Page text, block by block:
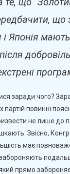
і Японія
заради чого?
партій повинні
не лише до
Звісно,
має
прямо